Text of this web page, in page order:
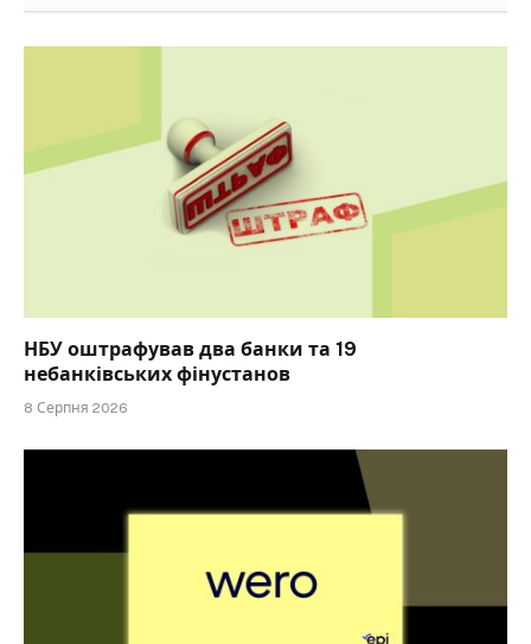
НБУ оштрафував два банки та 19
небанківських фінустанов
8 Серпня 2026